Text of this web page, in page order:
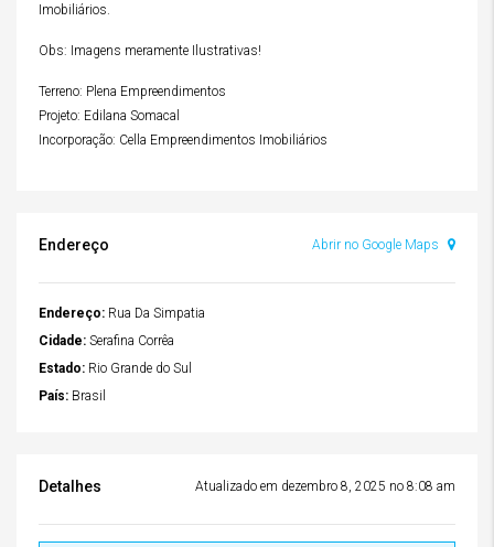
Imobiliários.
Obs: Imagens meramente Ilustrativas!
Terreno: Plena Empreendimentos
Projeto: Edilana Somacal
Incorporação: Cella Empreendimentos Imobiliários
Endereço Abrir no Google Maps
Endereço: Rua Da Simpatia
Cidade: Serafina Corrêa
Estado: Rio Grande do Sul
País: Brasil
Detalhes Atualizado em dezembro 8, 2025 no 8:08 am